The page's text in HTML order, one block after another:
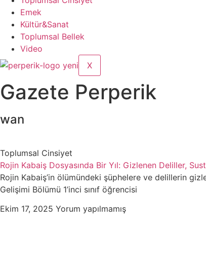
Emek
Kültür&Sanat
Toplumsal Bellek
Video
X
Gazete Perperik
wan
Toplumsal Cinsiyet
Rojin Kabaiş Dosyasında Bir Yıl: Gizlenen Deliller,
Rojin Kabaiş’in ölümündeki şüphelere ve delillerin
Gelişimi Bölümü 1’inci sınıf öğrencisi
Ekim 17, 2025 Yorum yapılmamış